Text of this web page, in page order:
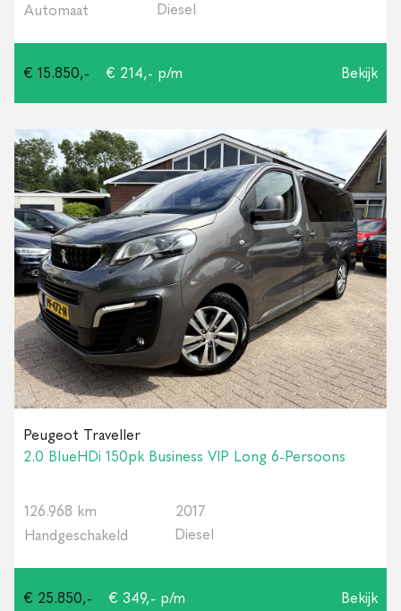
Automaat
Diesel
€ 15.850,- € 214,- p/m Bekijk
Peugeot Traveller
2.0 BlueHDi 150pk Business VIP Long 6-Persoons
126.968 km
2017
Handgeschakeld
Diesel
€ 25.850,- € 349,- p/m Bekijk